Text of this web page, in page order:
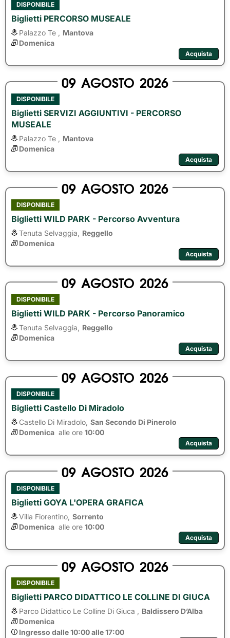
DISPONIBILE
Biglietti PERCORSO MUSEALE
Palazzo Te ,
Mantova
Domenica
Acquista
09 AGOSTO 2026
DISPONIBILE
Biglietti SERVIZI AGGIUNTIVI - PERCORSO
MUSEALE
Palazzo Te ,
Mantova
Domenica
Acquista
09 AGOSTO 2026
DISPONIBILE
Biglietti WILD PARK - Percorso Avventura
Tenuta Selvaggia,
Reggello
Domenica
Acquista
09 AGOSTO 2026
DISPONIBILE
Biglietti WILD PARK - Percorso Panoramico
Tenuta Selvaggia,
Reggello
Domenica
Acquista
09 AGOSTO 2026
DISPONIBILE
Biglietti Castello Di Miradolo
Castello Di Miradolo, San Secondo Di Pinerolo
Domenica alle ore 10:00
Acquista
09 AGOSTO 2026
DISPONIBILE
Biglietti GOYA L'OPERA GRAFICA
Villa Fiorentino, Sorrento
Domenica alle ore 10:00
Acquista
09 AGOSTO 2026
DISPONIBILE
Biglietti PARCO DIDATTICO LE COLLINE DI GIUCA
Parco Didattico Le Colline Di Giuca ,
Baldissero D’Alba
Domenica
Ingresso dalle 10:00 alle 17:00